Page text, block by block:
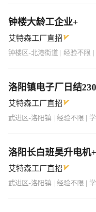
钟楼大龄工企业+
艾特森工厂直招
钟楼区-北港街道 | 经验不限 |
洛阳镇电子厂日结
艾特森工厂直招
武进区-洛阳镇 | 经验不限 |
洛阳长白班昊升电机
艾特森工厂直招
武进区-洛阳镇 | 经验不限 |